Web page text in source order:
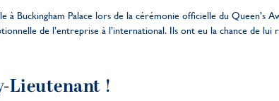
à Buckingham Palace lors de la cérémonie officielle du Queen’s
de l’entreprise à l’international. Ils ont eu la chance de
Lieutenant !